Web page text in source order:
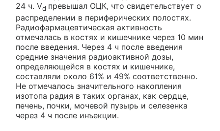
24 ч. Vd превышал ОЦК, что свидетельствует о
распределении в периферических полостях.
Радиофармацевтическая активность
отмечалась в костях и кишечнике через 10 мин
после введения. Через 4 ч после введения
средние значения радиоактивной дозы,
определяющейся в костях и кишечнике,
составляли около 61% и 49% соответственно.
Не отмечалось значительного накопления
изотопа радия в таких органах, как сердце,
печень, почки, мочевой пузырь и селезенка
через 4 ч после инъекции.